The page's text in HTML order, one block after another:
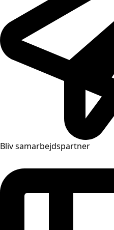
Bliv samarbejdspartner